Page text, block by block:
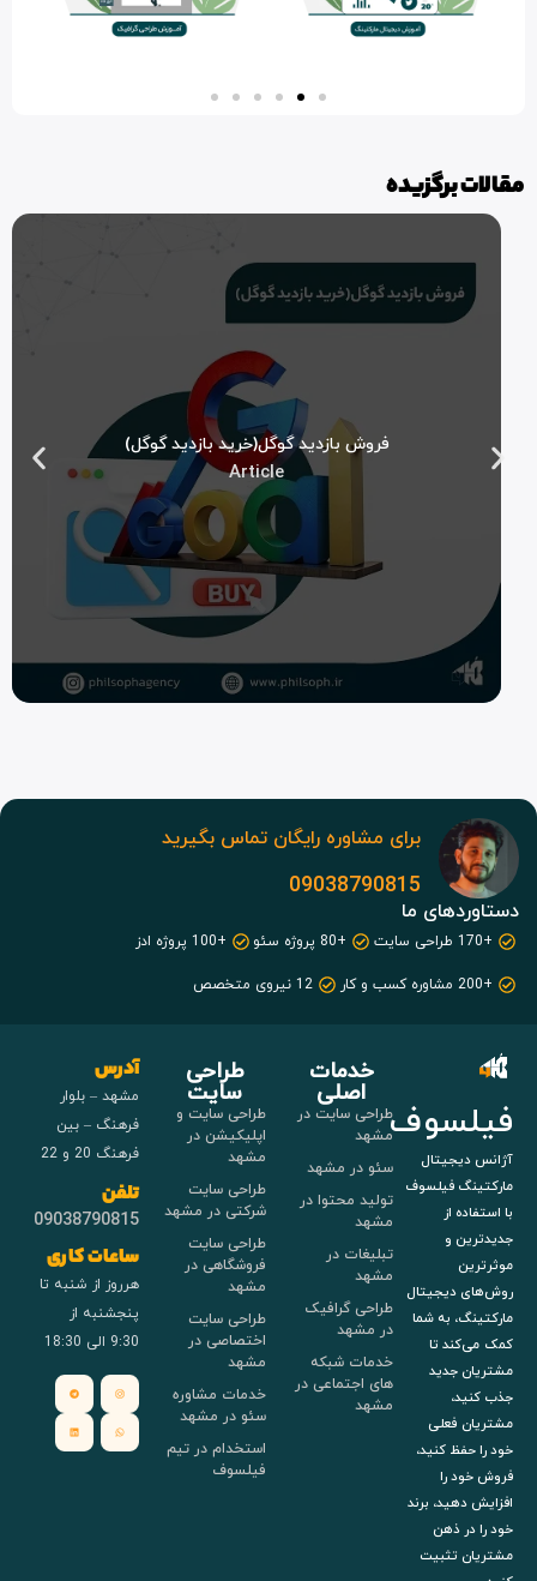
مقالات برگزیده
فروش بازدید گوگل(خرید بازدید گوگل)
Article
برای مشاوره رایگان تماس بگیرید
09038790815
دستاوردهای ما
+170 طراحی سایت +80 پروژه سئو
+100 پروژه ادز
+200 مشاوره کسب و کار
12 نیروی متخصص
فیلسوف
آژانس دیجیتال
مارکتینگ فیلسوف
با استفاده از
جدیدترین و
موثرترین
روش‌های دیجیتال
مارکتینگ، به شما
کمک می‌کند تا
مشتریان جدید
جذب کنید،
مشتریان فعلی
خود را حفظ کنید،
فروش خود را
افزایش دهید، برند
خود را در ذهن
مشتریان تثبیت
خدمات
اصلی
طراحی سایت در
مشهد
سئو در مشهد
تولید محتوا در
مشهد
تبلیغات در
مشهد
طراحی گرافیک
در مشهد
خدمات شبکه
های اجتماعی در
مشهد
طراحی
سایت
طراحی سایت و
اپلیکیشن در
مشهد
طراحی سایت
شرکتی در مشهد
طراحی سایت
فروشگاهی در
مشهد
طراحی سایت
اختصاصی در
مشهد
خدمات مشاوره
سئو در مشهد
استخدام در تیم
فیلسوف
آدرس
مشهد – بلوار
فرهنگ – بین
فرهنگ 20 و 22
تلفن
09038790815
ساعات کاری
هرروز از شنبه تا
پنجشنبه از
9:30 الی 18:30